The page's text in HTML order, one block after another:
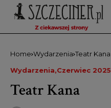
Home Wydarzenia Teatr Kana
Wydarzenia Czerwiec 2025
Teatr Kana